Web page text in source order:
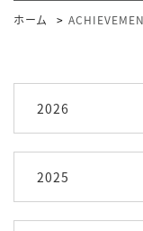
ホーム
2026
2025